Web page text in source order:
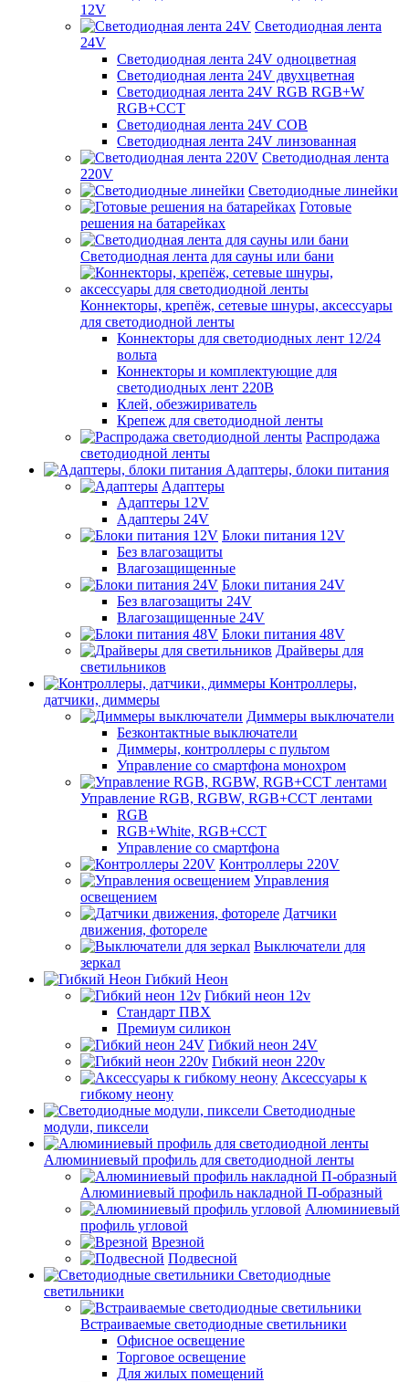
12V
Светодиодная лента
24V
Светодиодная лента 24V одноцветная
Светодиодная лента 24V двухцветная
Светодиодная лента 24V RGB RGB+W
RGB+CCT
Светодиодная лента 24V COB
Светодиодная лента 24V линзованная
Светодиодная лента
220V
Светодиодные линейки
Готовые
решения на батарейках
Светодиодная лента для сауны или бани
Коннекторы, крепёж, сетевые шнуры, аксессуары
для светодиодной ленты
Коннекторы для светодиодных лент 12/24
вольта
Коннекторы и комплектующие для
светодиодных лент 220В
Клей, обезжириватель
Крепеж для светодиодной ленты
Распродажа
светодиодной ленты
Адаптеры, блоки питания
Адаптеры
Адаптеры 12V
Адаптеры 24V
Блоки питания 12V
Без влагозащиты
Влагозащищенные
Блоки питания 24V
Без влагозащиты 24V
Влагозащищенные 24V
Блоки питания 48V
Драйверы для
светильников
Контроллеры,
датчики, диммеры
Диммеры выключатели
Безконтактные выключатели
Диммеры, контроллеры с пультом
Управление со смартфона монохром
Управление RGB, RGBW, RGB+CCT лентами
RGB
RGB+White, RGB+CCT
Управление со смартфона
Контроллеры 220V
Управления
освещением
Датчики
движения, фотореле
Выключатели для
зеркал
Гибкий Неон
Гибкий неон 12v
Стандарт ПВХ
Премиум силикон
Гибкий неон 24V
Гибкий неон 220v
Аксессуары к
гибкому неону
Светодиодные
модули, пиксели
Алюминиевый профиль для светодиодной ленты
Алюминиевый профиль накладной П-образный
Алюминиевый
профиль угловой
Врезной
Подвесной
Светодиодные
светильники
Встраиваемые светодиодные светильники
Офисное освещение
Торговое освещение
Для жилых помещений